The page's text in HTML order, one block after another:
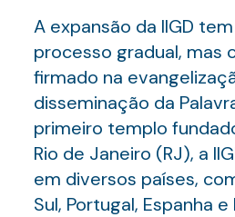
A expansão da IIGD
processo gradual, mas
firmado na
disseminação da
primeiro templo
Rio de Janeiro (RJ), a
em diversos países,
Sul, Portugal, Espanha e